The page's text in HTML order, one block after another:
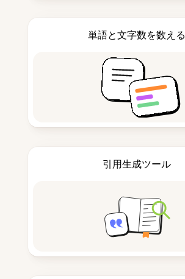
単語と文字数を数える
引用生成ツール